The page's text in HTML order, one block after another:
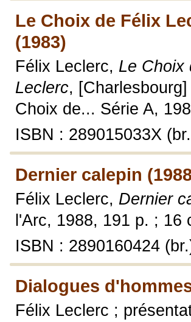
Le Choix de Félix
(1983)
Félix Leclerc, Le Choix
Leclerc,
Choix de... Série A,
ISBN : 289015033X
Dernier calepin
Félix Leclerc, Dernier
l'Arc, 1988, 191 p. ; 16
ISBN : 2890160424
Dialogues
Félix Leclerc ;